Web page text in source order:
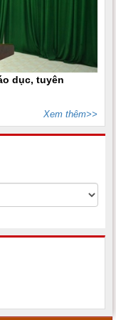
dục, tuyên
Xem thêm>>